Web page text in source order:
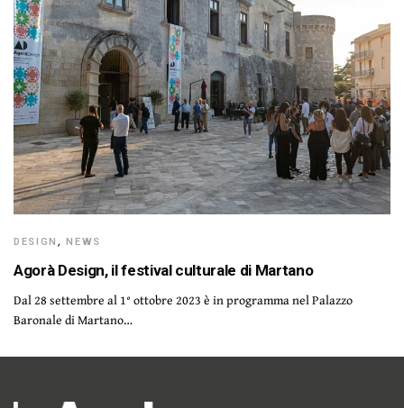
DESIGN ,NEWS
Agorà Design, il festival culturale di Martano
Dal 28 settembre al 1° ottobre 2023 è in programma nel Palazzo
Baronale di Martano…